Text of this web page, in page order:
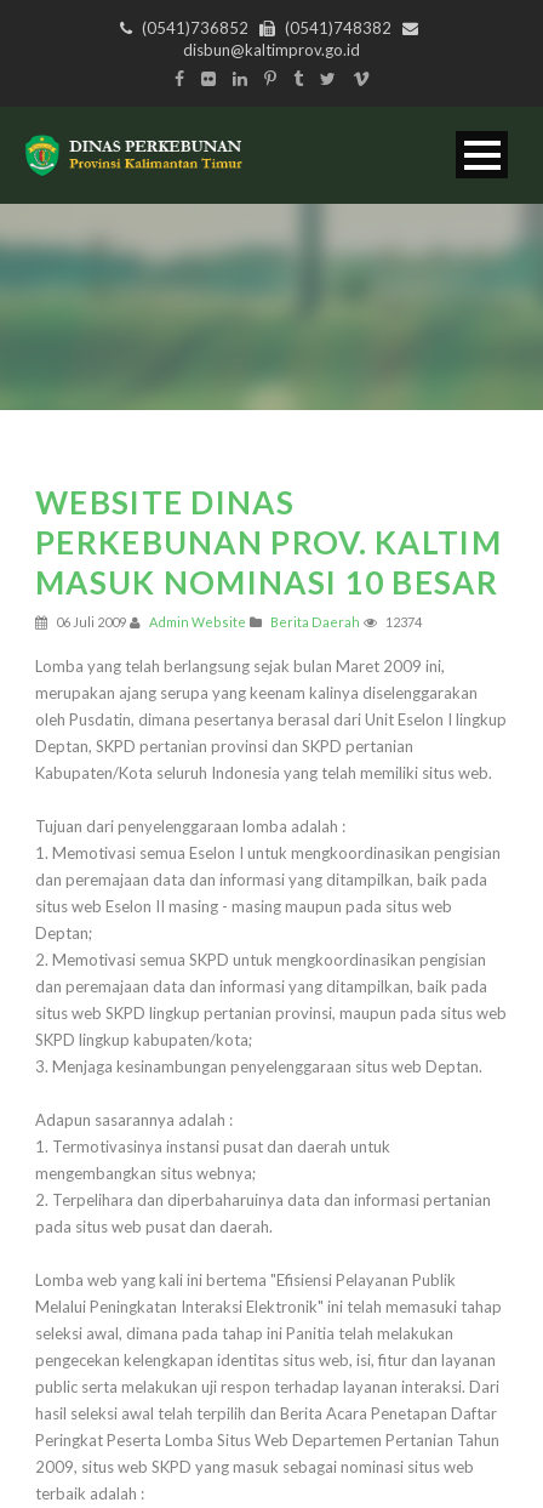
(0541)736852
(0541)748382
disbun@kaltimprov.go.id
WEBSITE DINAS
PERKEBUNAN PROV. KALTIM
MASUK NOMINASI 10 BESAR
06 Juli 2009 Admin Website Berita Daerah 12374
Lomba yang telah berlangsung sejak bulan Maret 2009 ini,
merupakan ajang serupa yang keenam kalinya diselenggarakan
oleh Pusdatin, dimana pesertanya berasal dari Unit Eselon I lingkup
Deptan, SKPD pertanian provinsi dan SKPD pertanian
Kabupaten/Kota seluruh Indonesia yang telah memiliki situs web.
Tujuan dari penyelenggaraan lomba adalah :
1. Memotivasi semua Eselon I untuk mengkoordinasikan pengisian
dan peremajaan data dan informasi yang ditampilkan, baik pada
situs web Eselon II masing - masing maupun pada situs web
Deptan;
2. Memotivasi semua SKPD untuk mengkoordinasikan pengisian
dan peremajaan data dan informasi yang ditampilkan, baik pada
situs web SKPD lingkup pertanian provinsi, maupun pada situs web
SKPD lingkup kabupaten/kota;
3. Menjaga kesinambungan penyelenggaraan situs web Deptan.
Adapun sasarannya adalah :
1. Termotivasinya instansi pusat dan daerah untuk
mengembangkan situs webnya;
2. Terpelihara dan diperbaharuinya data dan informasi pertanian
pada situs web pusat dan daerah.
Lomba web yang kali ini bertema "Efisiensi Pelayanan Publik
Melalui Peningkatan Interaksi Elektronik" ini telah memasuki tahap
seleksi awal, dimana pada tahap ini Panitia telah melakukan
pengecekan kelengkapan identitas situs web, isi, fitur dan layanan
public serta melakukan uji respon terhadap layanan interaksi. Dari
hasil seleksi awal telah terpilih dan Berita Acara Penetapan Daftar
Peringkat Peserta Lomba Situs Web Departemen Pertanian Tahun
2009, situs web SKPD yang masuk sebagai nominasi situs web
terbaik adalah :